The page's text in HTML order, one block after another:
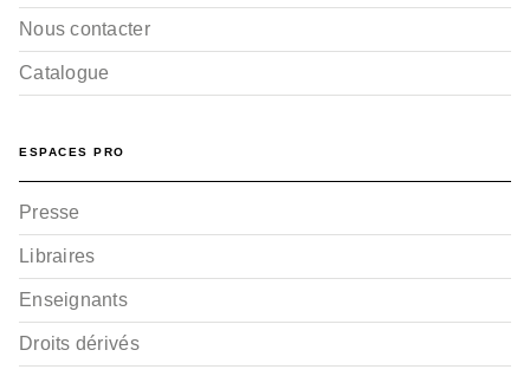
Nous contacter
Catalogue
ESPACES PRO
Presse
Libraires
Enseignants
Droits dérivés